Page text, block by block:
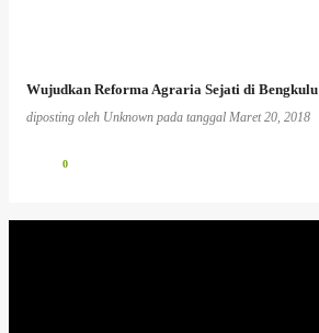
Wujudkan Reforma Agraria Sejati di Bengkulu
diposting oleh Unknown pada tanggal Maret 20, 2018
0